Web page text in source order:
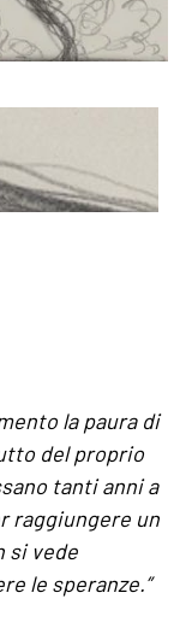
la paura di
del proprio
tanti anni a
raggiungere un
si vede
le speranze.”